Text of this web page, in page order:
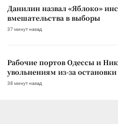
Данилин назвал «Яблоко»
вмешательства в выборы
37 минут назад
Рабочие портов Одессы и
увольнениям из-за остановки
38 минут назад